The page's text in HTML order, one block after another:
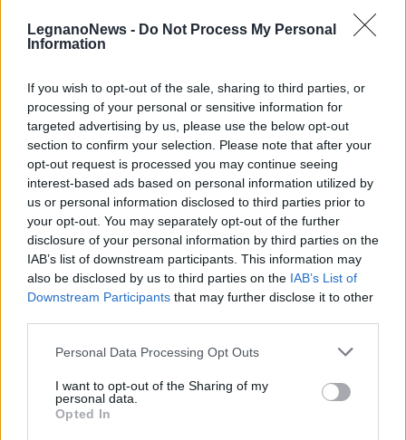
LegnanoNews - Do Not Process My Personal
Information
If you wish to opt-out of the sale, sharing to third parties, or
processing of your personal or sensitive information for
targeted advertising by us, please use the below opt-out
section to confirm your selection. Please note that after your
opt-out request is processed you may continue seeing
interest-based ads based on personal information utilized by
us or personal information disclosed to third parties prior to
your opt-out. You may separately opt-out of the further
disclosure of your personal information by third parties on the
IAB’s list of downstream participants. This information may
also be disclosed by us to third parties on the IAB’s List of
Downstream Participants that may further disclose it to other
Personal Data Processing Opt Outs
I want to opt-out of the Sharing of my
personal data.
Opted In
Iscriviti alla
Commenti
Accedioregistratiper commentare questo
articolo.
L'email è richiesta ma non verrà mostrata ai visitatori. Il contenuto di questo
commento esprime il pensiero dell'autore e non rappresenta la linea editoriale
di VareseNews.it, che rimane autonoma e indipendente. I messaggi inclusi nei
commenti non sono testi giornalistici, ma post inviati dai singoli lettori che
possono essere automaticamente pubblicati senza filtro preventivo. I commenti
che includano uno o più link a siti esterni verranno rimossi in automatico dal
sistema.